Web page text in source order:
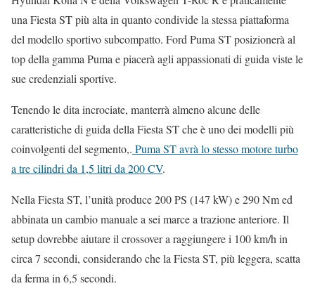
una Fiesta ST più alta in quanto condivide la stessa piattaforma
del modello sportivo subcompatto. Ford Puma ST posizionerà al
top della gamma Puma e piacerà agli appassionati di guida viste le
sue credenziali sportive.
Tenendo le dita incrociate, manterrà almeno alcune delle
caratteristiche di guida della Fiesta ST che è uno dei modelli più
coinvolgenti del segmento,. Puma ST avrà lo stesso motore turbo
a tre cilindri da 1,5 litri da 200 CV.
Nella Fiesta ST, l’unità produce 200 PS (147 kW) e 290 Nm ed
abbinata un cambio manuale a sei marce a trazione anteriore. Il
setup dovrebbe aiutare il crossover a raggiungere i 100 km/h in
circa 7 secondi, considerando che la Fiesta ST, più leggera, scatta
da ferma in 6,5 secondi.